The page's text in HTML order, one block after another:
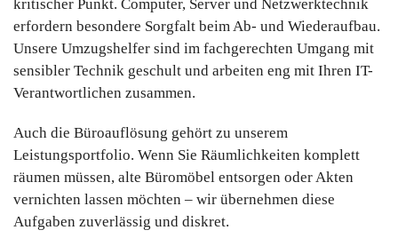
kritischer Punkt. Computer, Server und Netzwerktechnik
erfordern besondere Sorgfalt beim Ab- und Wiederaufbau.
Unsere Umzugshelfer sind im fachgerechten Umgang mit
sensibler Technik geschult und arbeiten eng mit Ihren IT-
Verantwortlichen zusammen.
Auch die Büroauflösung gehört zu unserem
Leistungsportfolio. Wenn Sie Räumlichkeiten komplett
räumen müssen, alte Büromöbel entsorgen oder Akten
vernichten lassen möchten – wir übernehmen diese
Aufgaben zuverlässig und diskret.